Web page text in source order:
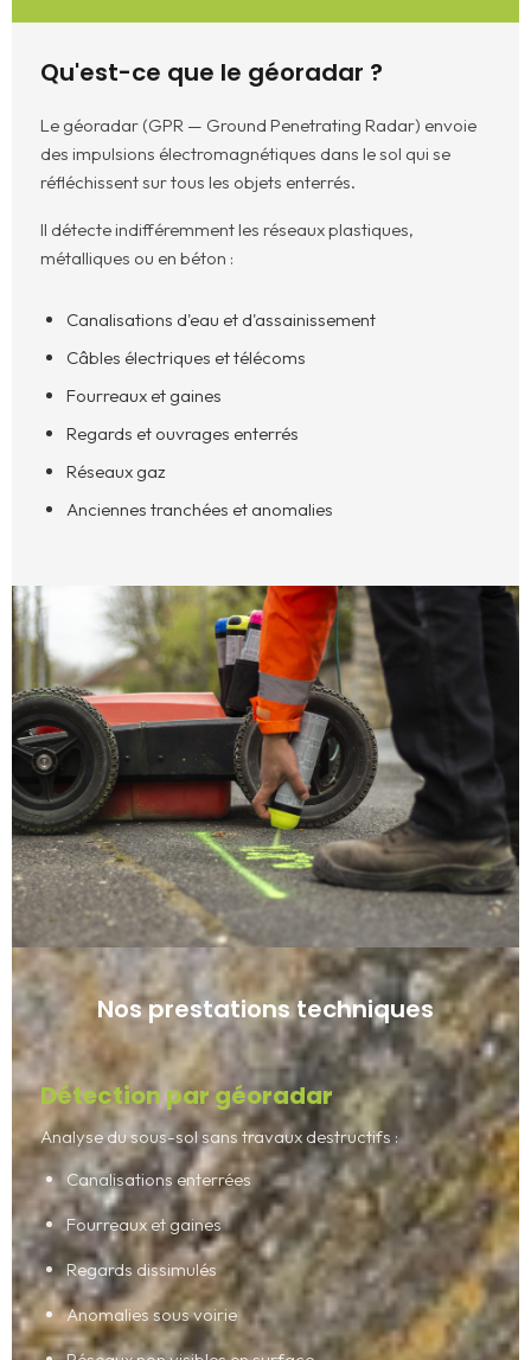
Qu'est-ce que le géoradar ?
Le géoradar (GPR — Ground Penetrating Radar) envoie
des impulsions électromagnétiques dans le sol qui se
réfléchissent sur tous les objets enterrés.
Il détecte indifféremment les réseaux plastiques,
métalliques ou en béton :
Canalisations d'eau et d'assainissement
Câbles électriques et télécoms
Fourreaux et gaines
Regards et ouvrages enterrés
Réseaux gaz
Anciennes tranchées et anomalies
Nos prestations techniques
Détection par géoradar
Analyse du sous-sol sans travaux destructifs :
Canalisations enterrées
Fourreaux et gaines
Regards dissimulés
Anomalies sous voirie